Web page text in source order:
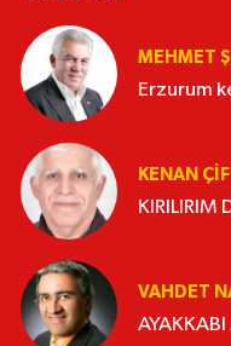
MEHMET
Erzurum
KENAN
KIRILIRIM
VAHDET